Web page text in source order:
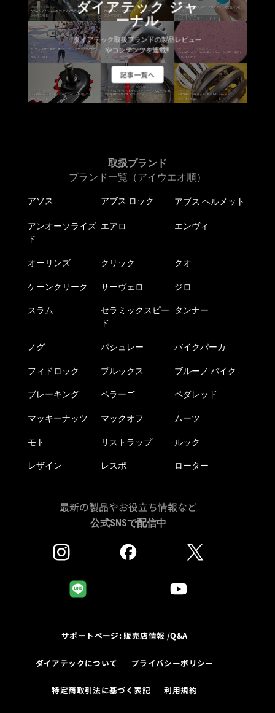
ダイアテック ジャ
ーナル
ダイアテック取扱ブランドの製品レビュー
やコンテンツを連載!!
記事一覧へ
取扱ブランド
ブランド一覧（アイウエオ順）
アソス アブス ロック アブス ヘルメット
アンオーソライズ
ド
エアロ エンヴィ
オーリンズ クリック クオ
ケーンクリーク サーヴェロ ジロ
スラム
セラミックスピー
ド
タンナー
ノグ パシュレー バイクパーカ
フィドロック ブルックス ブルーノ バイク
ブレーキング ペラーゴ ペダレッド
マッキーナッツ マックオフ ムーツ
モト リストラップ ルック
レザイン レスポ ローター
最新の製品やお役立ち情報など
公式SNSで配信中
サポートページ: 販売店情報 /Q&A
ダイアテックについて プライバシーポリシー
特定商取引法に基づく表記 利用規約